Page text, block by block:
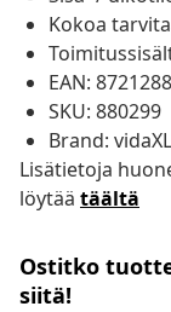
Kokoa
EAN:
SKU: 880299
Brand: vidaXL
Lisätietoja
löytää täältä
Ostitko
siitä!